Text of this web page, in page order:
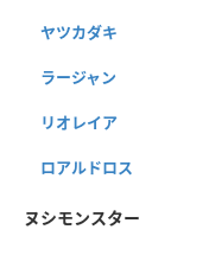
ヤツカダキ
ラージャン
リオレイア
ロアルドロス
ヌシモンスター